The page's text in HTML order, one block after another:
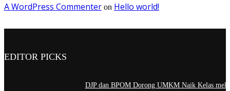
A WordPress Commenter on Hello world!
EDITOR PICKS
DJP dan BPOM Dorong UMKM Naik Kelas